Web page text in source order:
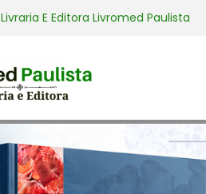
Livraria E Editora Livromed Paulista